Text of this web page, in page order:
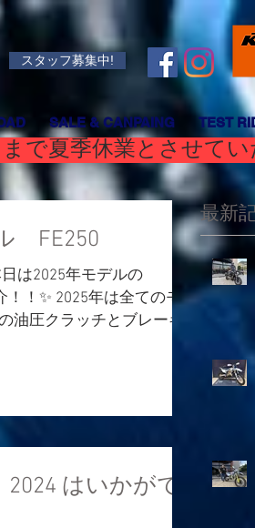
スタッフ募集中!
SALE & CANPAING TEST
で夏季休業とさせて
FE250
は2025年モデルの
！！✨ 2025年は全てのモ
油圧クラッチとブレーキ
2024 はいかがで
最新